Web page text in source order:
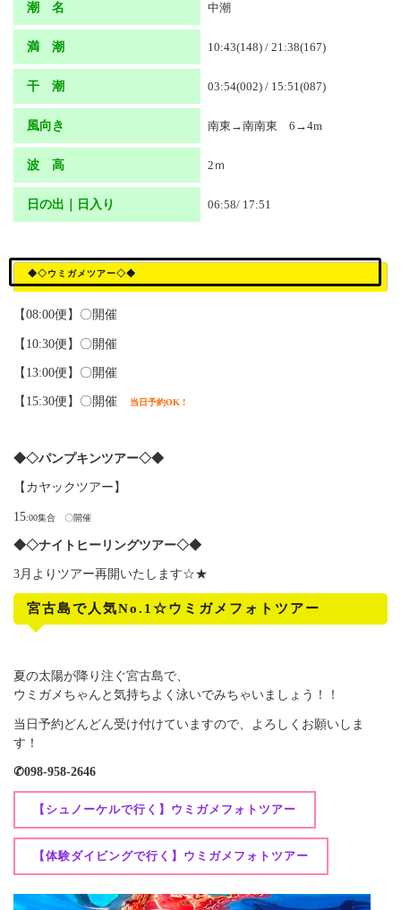
潮 名 中潮
満 潮 10:43(148) / 21:38(167)
干 潮 03:54(002) / 15:51(087)
風向き 南東→南南東 6→4m
波 高 2ｍ
日の出｜日入り 06:58/ 17:51
◆◇ウミガメツアー◇◆
【08:00便】〇開催
【10:30便】〇開催
【13:00便】〇開催
【15:30便】〇開催 当日予約OK !
◆◇パンプキンツアー◇◆
【カヤックツアー】
15:00集合 〇開催
◆◇ナイトヒーリングツアー◇◆
3月よりツアー再開いたします☆★
宮古島で人気No.1☆ウミガメフォトツアー
夏の太陽が降り注ぐ宮古島で、
ウミガメちゃんと気持ちよく泳いでみちゃいましょう！！
当日予約どんどん受け付けていますので、よろしくお願いしま
す！
✆098-958-2646
【シュノーケルで行く】ウミガメフォトツアー
【体験ダイビングで行く】ウミガメフォトツアー